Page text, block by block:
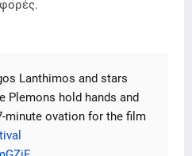
Lanthimos and stars
Plemons hold hands and
minute ovation for the film